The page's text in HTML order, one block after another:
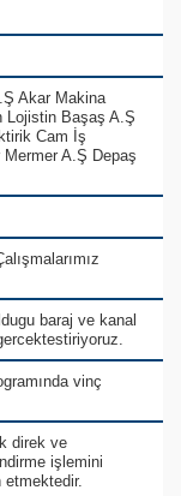
Akar Makina
Lojistin Başaş A.Ş
Cam İş
A.Ş Depaş
baraj ve kanal
vinç
direk ve
işlemini
etmektedir.